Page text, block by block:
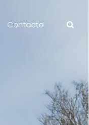
Contacto